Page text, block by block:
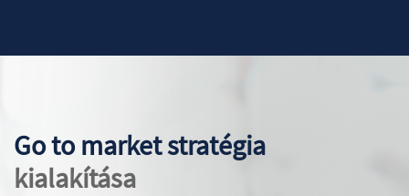
Go to market stratégia
kialakítása